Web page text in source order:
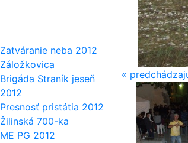
«
Zatváranie neba 2012
Záložkovica
Brigáda Straník jeseň
2012
Presnosť pristátia 2012
Žilinská 700-ka
ME PG 2012